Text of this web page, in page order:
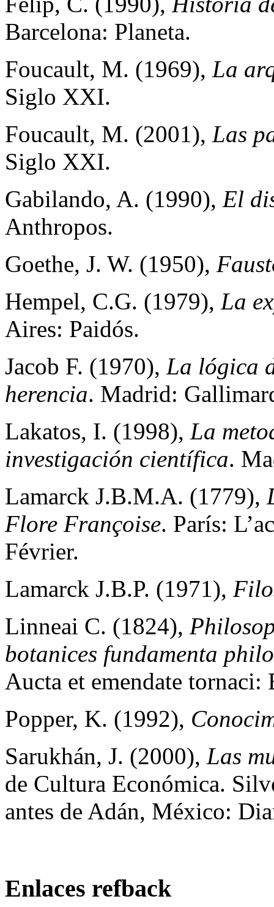
Barcelona: Planeta.
Foucault, M. (1969), La
Siglo XXI.
Foucault, M. (2001), Las
Siglo XXI.
Gabilando, A. (1990), El
Anthropos.
Goethe, J. W. (1950),
Hempel, C.G. (1979), La
Aires: Paidós.
Jacob F. (1970), La lógica
herencia. Madrid:
Lakatos, I. (1998), La
investigación científica.
Lamarck J.B.M.A. (1779),
Flore Françoise. París:
Février.
Lamarck J.B.P. (1971),
Linneai C. (1824),
botanices fundamenta
Aucta et emendate
Popper, K. (1992),
Sarukhán, J. (2000), Las
de Cultura Económica.
antes de Adán, México:
Enlaces refback